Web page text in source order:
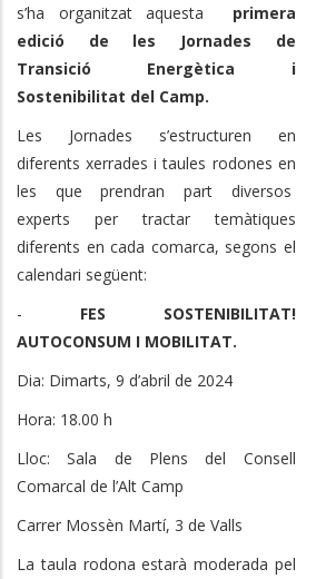
s’ha organitzat aquesta primera
edició de les Jornades de
Transició Energètica i
Sostenibilitat del Camp.
Les Jornades s’estructuren en
diferents xerrades i taules rodones en
les que prendran part diversos
experts per tractar temàtiques
diferents en cada comarca, segons el
calendari següent:
- FES SOSTENIBILITAT!
AUTOCONSUM I MOBILITAT.
Dia: Dimarts, 9 d’abril de 2024
Hora: 18.00 h
Lloc: Sala de Plens del Consell
Comarcal de l’Alt Camp
Carrer Mossèn Martí, 3 de Valls
La taula rodona estarà moderada pel